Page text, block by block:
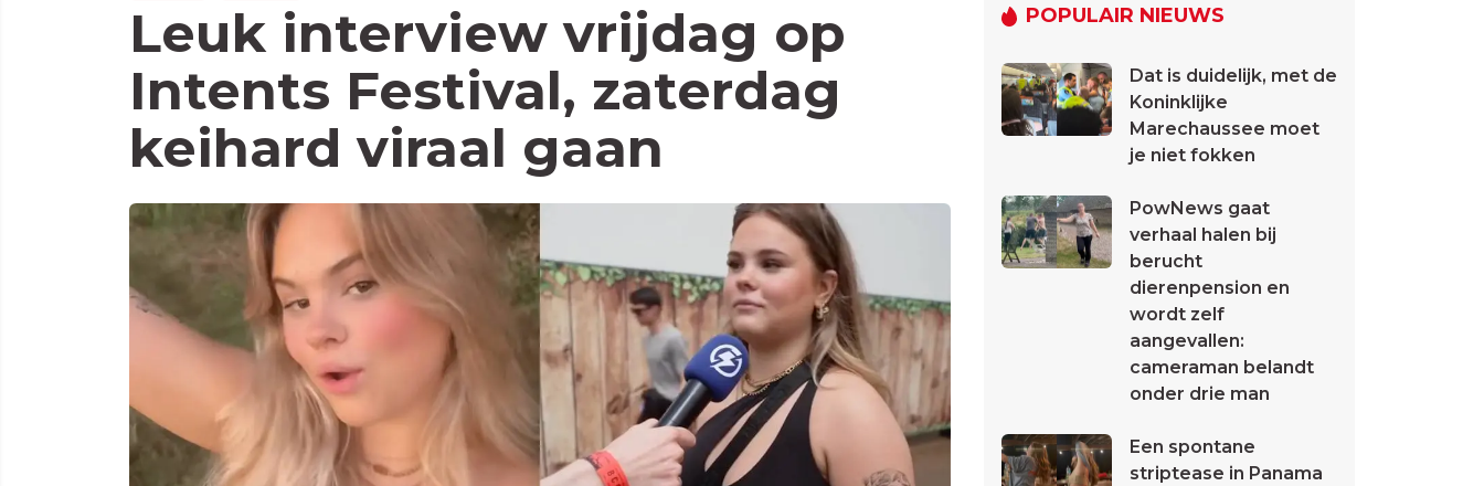
Leuk interview vrijdag op
Intents Festival, zaterdag
keihard viraal gaan
POPULAIR NIEUWS
Dat is duidelijk, met de
Koninklijke
Marechaussee moet
je niet fokken
PowNews gaat
verhaal halen bij
berucht
dierenpension en
wordt zelf
aangevallen:
cameraman belandt
onder drie man
Een spontane
striptease in Panama